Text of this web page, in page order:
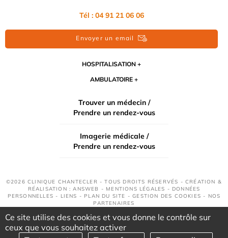
Tél : 04 91 21 06 06
Envoyer un email
HOSPITALISATION
AMBULATOIRE
Trouver un médecin /
Prendre un rendez-vous
Imagerie médicale /
Prendre un rendez-vous
©2026 CLINIQUE CHANTECLER - TOUS DROITS RÉSERVÉS - CRÉATION &
RÉALISATION : ANSWEB - MENTIONS LÉGALES - DONNÉES
PERSONNELLES - LIENS - PLAN DU SITE -GESTION DES COOKIES - NOS
PARTENAIRES
Ce site utilise des cookies et vous donne le contrôle sur
ceux que vous souhaitez activer